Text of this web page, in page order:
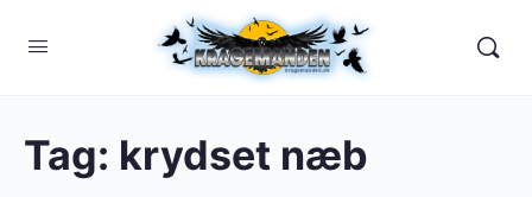
Tag: krydset næb